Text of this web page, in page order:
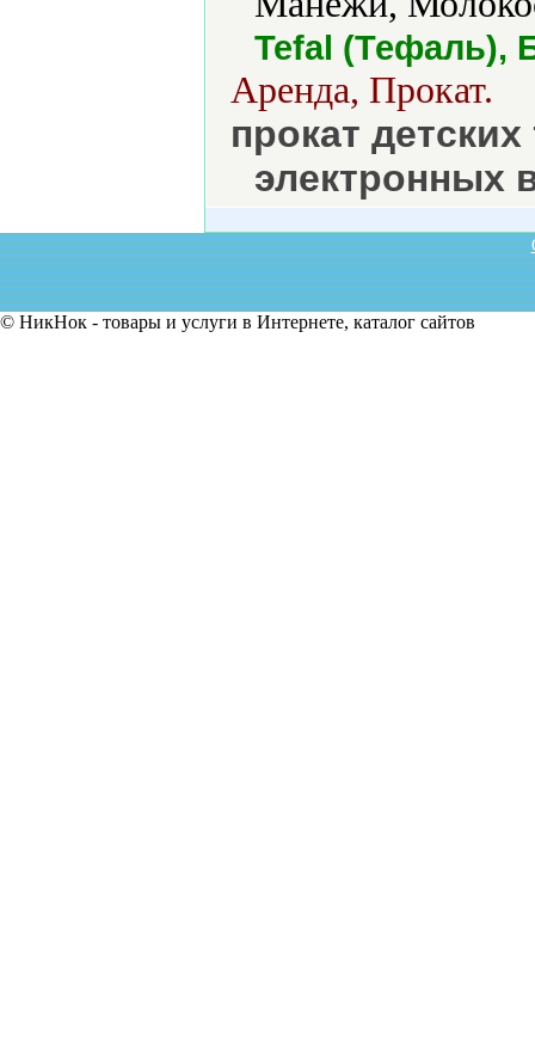
Tefal (Тефаль),
Аренда, Прокат.
прокат
электронных
© НикНок - товары и услуги в Интернете, каталог сайтов